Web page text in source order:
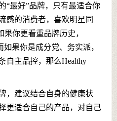
“最好”品牌，只有最适合你
感的消费者，喜欢明星同
果你更看重品牌历史，
如果你是成分党、务实派，
自主品控，那么Healthy
，建议结合自身的健康状
更适合自己的产品，对自己